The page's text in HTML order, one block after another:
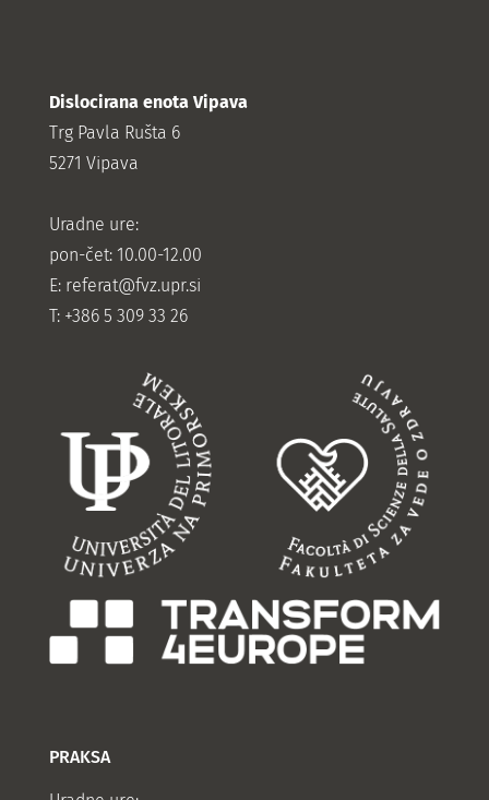
Dislocirana enota Vipava
Trg Pavla Rušta 6
5271 Vipava
Uradne ure:
pon-čet: 10.00-12.00
E: referat@fvz.upr.si
T: +386 5 309 33 26
PRAKSA